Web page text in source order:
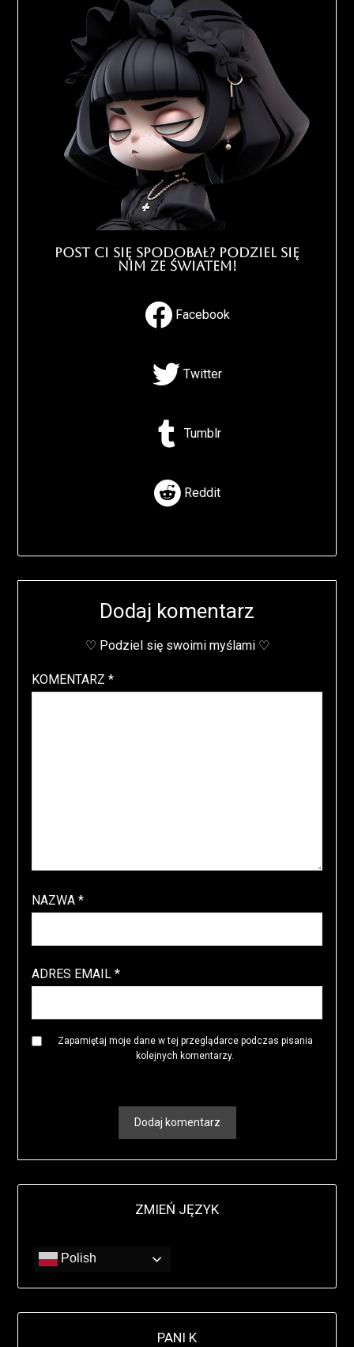
Post ci się spodobał? Podziel się
nim ze światem!
Facebook
Twitter
Tumblr
Reddit
Dodaj komentarz
♡ Podziel się swoimi myślami ♡
KOMENTARZ *
NAZWA *
ADRES EMAIL *
Zapamiętaj moje dane w tej przeglądarce podczas pisania
kolejnych komentarzy.
ZMIEŃ JĘZYK
Polish
PANI K